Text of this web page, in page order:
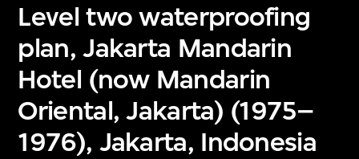
Level two waterproofing
plan, Jakarta Mandarin
Hotel (now Mandarin
Oriental, Jakarta) (1975–
1976), Jakarta, Indonesia